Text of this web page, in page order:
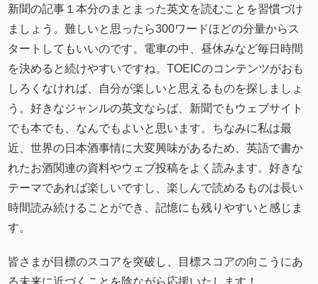
新聞の記事１本分のまとまった英文を読むことを習慣づけ
ましょう。難しいと思ったら300ワードほどの分量からス
タートしてもいいのです。電車の中、昼休みなど毎日時間
を決めると続けやすいですね。TOEICのコンテンツがおも
しろくなければ、自分が楽しいと思えるものを探しましょ
う。好きなジャンルの英文ならば、新聞でもウェブサイト
でも本でも、なんでもよいと思います。ちなみに私は最
近、世界の日本酒事情に大変興味があるため、英語で書か
れたお酒関連の資料やウェブ投稿をよく読みます。好きな
テーマであれば楽しいですし、楽しんで読めるものは長い
時間読み続けることができ、記憶にも残りやすいと感じま
す。
皆さまが目標のスコアを突破し、目標スコアの向こうにあ
る未来に近づくことを陰ながら応援いたします！